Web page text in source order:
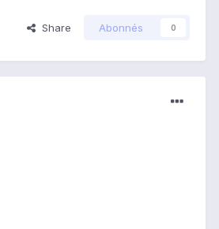
Share Abonnés 0